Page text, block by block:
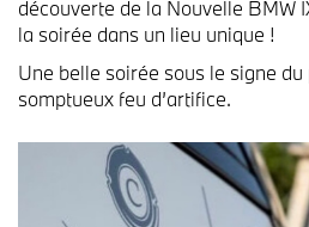
découverte de la Nouvelle BMW
la soirée dans un lieu unique !
Une belle soirée sous le signe
somptueux feu d’artifice.